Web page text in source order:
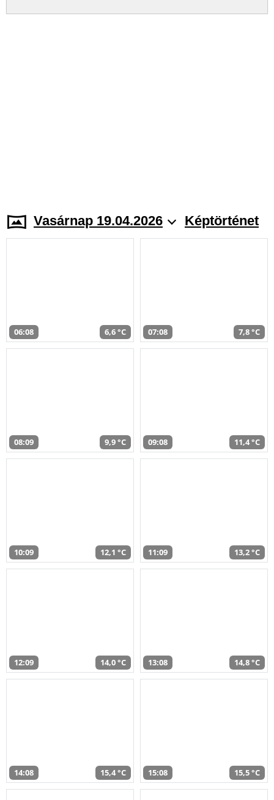
Vasárnap 19.04.2026 Képtörténet
06:08 6,6 °C 07:08 7,8 °C
08:09 9,9 °C 09:08 11,4 °C
10:09 12,1 °C 11:09 13,2 °C
12:09 14,0 °C 13:08 14,8 °C
14:08 15,4 °C 15:08 15,5 °C